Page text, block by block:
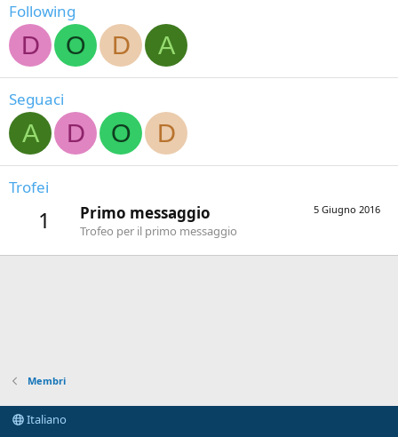
Following
D O D A
Seguaci
A D O D
Trofei
1 5 Giugno 2016
Primo messaggio
Trofeo per il primo messaggio
Membri
Italiano